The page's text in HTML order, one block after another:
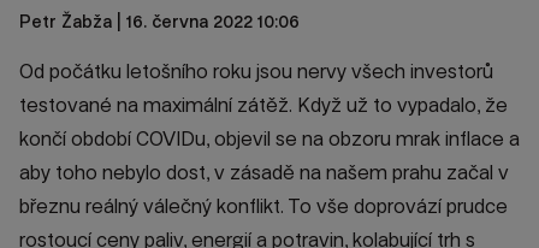
Petr Žabža | 16. června 2022 10:06
Od počátku letošního roku jsou nervy všech investorů
testované na maximální zátěž. Když už to vypadalo, že
končí období COVIDu, objevil se na obzoru mrak inflace a
aby toho nebylo dost, v zásadě na našem prahu začal v
březnu reálný válečný konflikt. To vše doprovází prudce
rostoucí ceny paliv, energií a potravin, kolabující trh s